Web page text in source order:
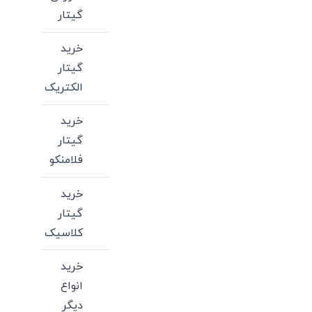
گیتار
خرید
گیتار
الکتریک
خرید
گیتار
فلامنکو
خرید
گیتار
کلاسیک
خرید
انواع
دیگر